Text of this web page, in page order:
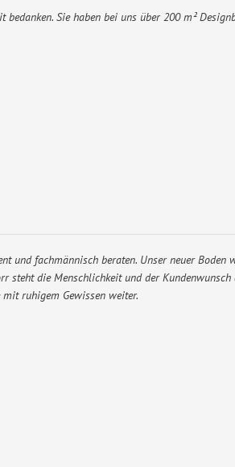
Sie haben bei uns über 200 m²
und fachmännisch beraten. Unser neuer
steht die Menschlichkeit und der Kundenwunsch
ruhigem Gewissen weiter.